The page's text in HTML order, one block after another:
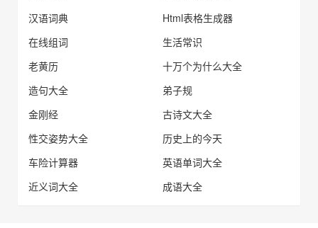
汉语词典
Html表格生成器
在线组词
生活常识
老黄历
十万个为什么大全
造句大全
弟子规
金刚经
古诗文大全
性交姿势大全
历史上的今天
车险计算器
英语单词大全
近义词大全
成语大全